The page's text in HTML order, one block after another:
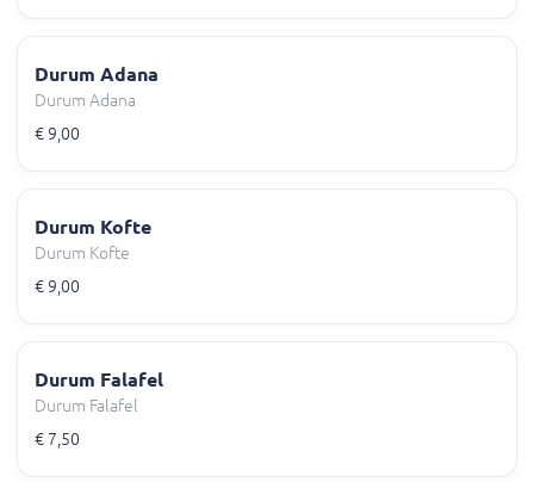
Durum Adana
Durum Adana
€ 9,00
Durum Kofte
Durum Kofte
€ 9,00
Durum Falafel
Durum Falafel
€ 7,50